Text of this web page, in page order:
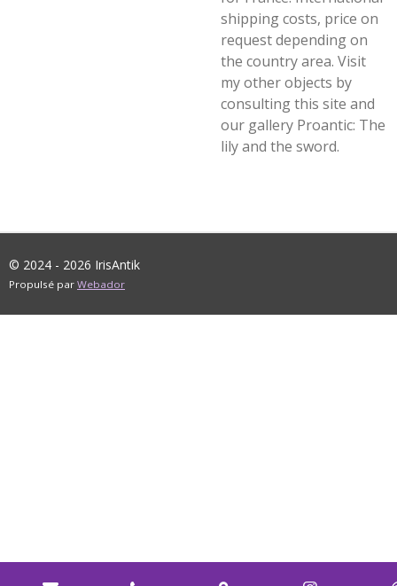
shipping costs, price on
request depending on
the country area. Visit
my other objects by
consulting this site and
our gallery Proantic: The
lily and the sword.
© 2024 - 2026 IrisAntik
Propulsé par Webador